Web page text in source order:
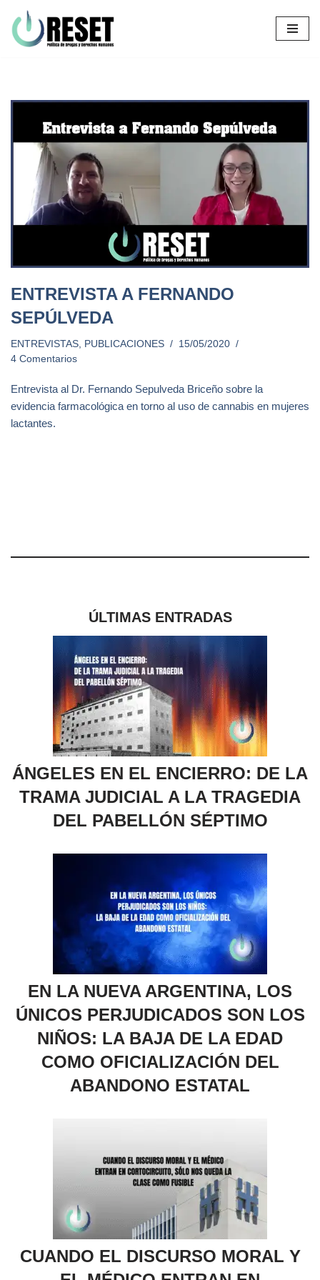
Ir
ENTREVISTA A FERNANDO
SEPÚLVEDA
ENTREVISTAS PUBLICACIONES
15/05/2020
4 Comentarios
Entrevista al Dr. Fernando Sepulveda Briceño sobre la
evidencia farmacológica en torno al uso de cannabis en mujeres
lactantes.
ÚLTIMAS ENTRADAS
ÁNGELES EN EL ENCIERRO: DE LA
TRAMA JUDICIAL A LA TRAGEDIA
DEL PABELLÓN SÉPTIMO
EN LA NUEVA ARGENTINA, LOS
ÚNICOS PERJUDICADOS SON LOS
NIÑOS: LA BAJA DE LA EDAD
COMO OFICIALIZACIÓN DEL
ABANDONO ESTATAL
CUANDO EL DISCURSO MORAL Y